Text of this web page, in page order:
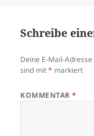
Schreibe
Deine E-Mail-
sind mit* markiert
KOMMENTAR*